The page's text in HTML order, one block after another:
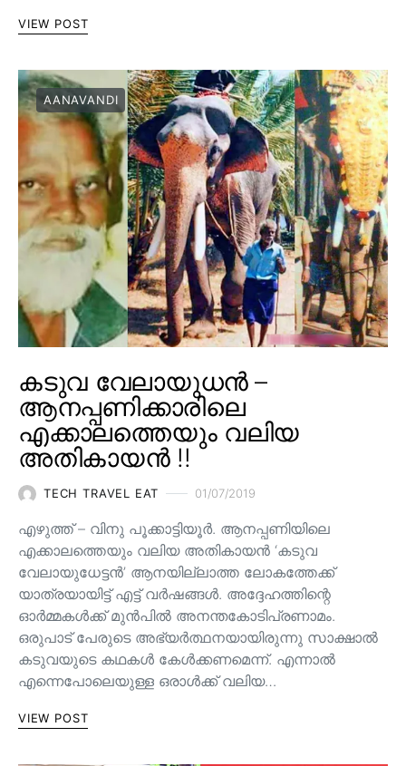
VIEW POST
AANAVANDI
കടുവ വേലായുധൻ –
ആനപ്പണിക്കാരിലെ
എക്കാലത്തെയും വലിയ
അതികായൻ !!
TECH TRAVEL EAT 01/07/2019
എഴുത്ത് – വിനു പൂക്കാട്ടിയൂർ. ആനപ്പണിയിലെ
എക്കാലത്തെയും വലിയ അതികായൻ ‘കടുവ
വേലായുധേട്ടൻ’ ആനയില്ലാത്ത ലോകത്തേക്ക്
യാത്രയായിട്ട് എട്ട് വർഷങ്ങൾ. അദ്ദേഹത്തിന്റെ
ഓർമ്മകൾക്ക് മുൻപിൽ അനന്തകോടിപ്രണാമം.
ഒരുപാട് പേരുടെ അഭ്യർത്ഥനയായിരുന്നു സാക്ഷാൽ
കടുവയുടെ കഥകൾ കേൾക്കണമെന്ന്. എന്നാൽ
എന്നെപോലെയുള്ള ഒരാൾക്ക് വലിയ…
VIEW POST